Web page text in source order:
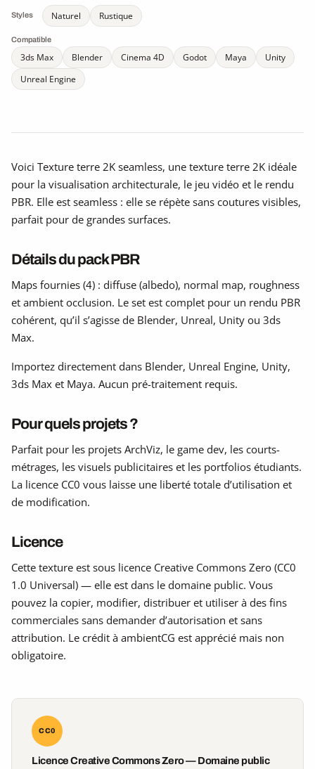
Styles Naturel Rustique
Compatible
3ds Max Blender Cinema 4D Godot Maya
Unity
Unreal Engine
Voici Texture terre 2K seamless, une texture terre 2K idéale
pour la visualisation architecturale, le jeu vidéo et le rendu
PBR. Elle est seamless : elle se répète sans coutures visibles,
parfait pour de grandes surfaces.
Détails du pack PBR
Maps fournies (4) : diffuse (albedo), normal map, roughness
et ambient occlusion. Le set est complet pour un rendu PBR
cohérent, qu’il s’agisse de Blender, Unreal, Unity ou 3ds
Max.
Importez directement dans Blender, Unreal Engine, Unity,
3ds Max et Maya. Aucun pré-traitement requis.
Pour quels projets ?
Parfait pour les projets ArchViz, le game dev, les courts-
métrages, les visuels publicitaires et les portfolios étudiants.
La licence CC0 vous laisse une liberté totale d’utilisation et
de modification.
Licence
Cette texture est sous licence Creative Commons Zero (CC0
1.0 Universal) — elle est dans le domaine public. Vous
pouvez la copier, modifier, distribuer et utiliser à des fins
commerciales sans demander d’autorisation et sans
attribution. Le crédit à ambientCG est apprécié mais non
obligatoire.
CC0
Licence Creative Commons Zero — Domaine public